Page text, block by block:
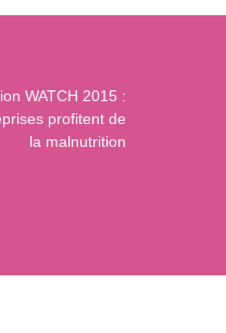
WATCH 2015 :
profitent de
la malnutrition